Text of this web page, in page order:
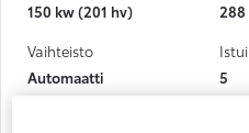
150 kw (201 hv)
Vaihteisto
Automaatti
5